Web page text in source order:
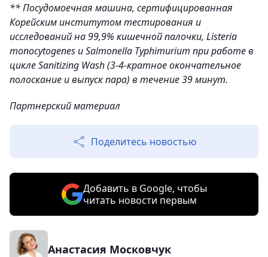
** Посудомоечная машина, сертифицированная
Корейским институтом тестирования и
исследований на 99,9% кишечной палочки, Listeria
monocytogenes и Salmonella Typhimurium при работе в
цикле Sanitizing Wash (3-4-кратное окончательное
полоскание и выпуск пара) в течение 39 минут.
Партнерский материал
Поделитесь новостью
Добавить в Google, чтобы
читать новости первым
Анастасия Московчук